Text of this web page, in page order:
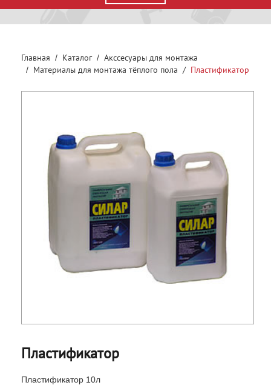
Главная Каталог
Акссесуары для монтажа
Материалы для монтажа тёплого пола
Пластификатор
Пластификатор
Пластификатор 10л